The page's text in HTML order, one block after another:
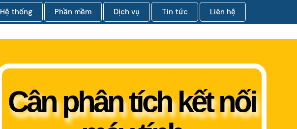
Hệ thống Phần mềm Dịch vụ Tin tức Liên hệ
Cân phân tích kết nối